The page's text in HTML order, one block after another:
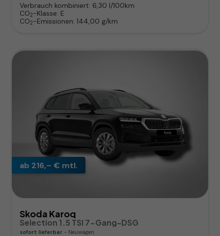
Verbrauch kombiniert: 6,30 l/100km
CO2-Klasse: E
CO2-Emissionen: 144,00 g/km
ab 216,– € mtl.
Skoda Karoq
Selection 1.5 TSI 7-Gang-DSG
sofort lieferbar Neuwagen